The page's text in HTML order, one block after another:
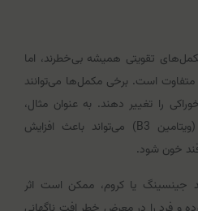
تقویتی همیشه بی‌خطرند، اما
متفاوت است. برخی مکمل‌ها می‌توانند
را تغییر دهند. به عنوان مثال،
مصرف دوزهای بالای نیاسین (ویتامین B3) می‌تواند باعث افزایش
خون شود.
جینسینگ یا کروم، ممکن است اثر